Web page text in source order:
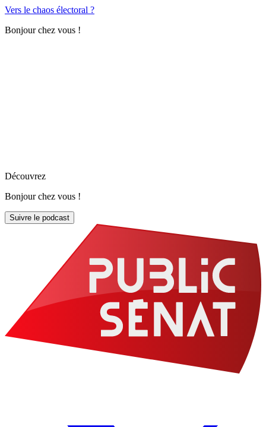
Vers le chaos électoral ?
Bonjour chez vous !
Découvrez
Bonjour chez vous !
Suivre le podcast